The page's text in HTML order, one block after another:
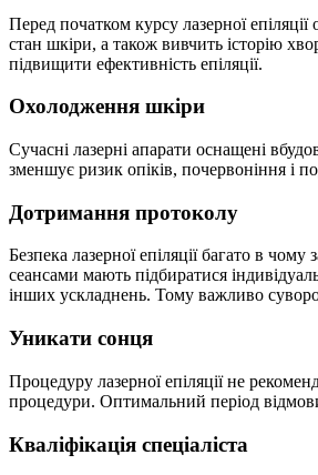
Перед початком курсу лазерної
стан шкіри, а також вивчить історію
підвищити ефективність епіляції.
Охолодження шкіри
Сучасні лазерні апарати оснащені
зменшує ризик опіків, почервоніння і
Дотримання протоколу
Безпека лазерної епіляції багато в
сеансами мають підбиратися
інших ускладнень. Тому важливо
Уникати сонця
Процедуру лазерної епіляції не
процедури. Оптимальний період
Кваліфікація спеціаліста